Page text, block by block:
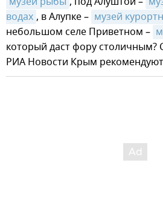
водах , в Алупке – музей
небольшом селе Приветном –
который даст фору столичным?
РИА Новости Крым